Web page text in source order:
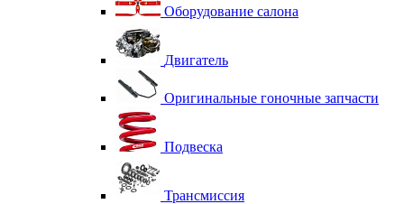
Оборудование салона
Двигатель
Оригинальные гоночные запчасти
Подвеска
Трансмиссия